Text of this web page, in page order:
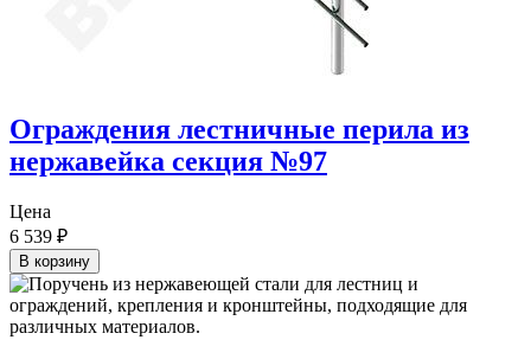
Ограждения лестничные перила из
нержавейка секция №97
Цена
6 539 ₽
В корзину